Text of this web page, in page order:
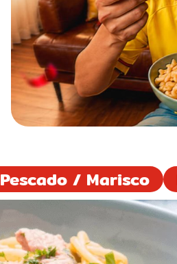
Pescado / Marisco